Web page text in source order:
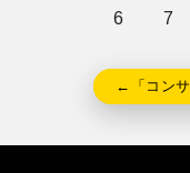
6
7
←「コン